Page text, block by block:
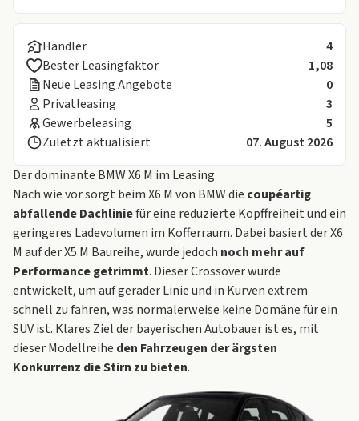
Händler
4
Bester Leasingfaktor
1,08
Neue Leasing Angebote
0
Privatleasing
3
Gewerbeleasing
5
Zuletzt aktualisiert
07. August 2026
Der dominante BMW X6 M im Leasing
Nach wie vor sorgt beim X6 M von BMWdie coupéartig
abfallende Dachliniefür eine reduzierte Kopffreiheit und ein
geringeres Ladevolumen im Kofferraum. Dabei basiert der X6
M auf der X5 M Baureihe, wurde jedoch noch mehr auf
Performance getrimmt. Dieser Crossover wurde
entwickelt, um auf gerader Linie und in Kurven extrem
schnell zu fahren, was normalerweise keine Domäne für ein
SUV ist. Klares Ziel der bayerischen Autobauer ist es, mit
dieser Modellreihe den Fahrzeugen der ärgsten
Konkurrenz die Stirn zu bieten.